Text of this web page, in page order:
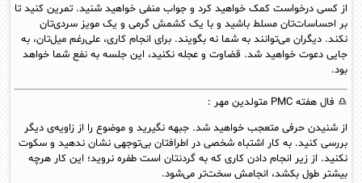
از کسی درخواست کمک خواهید کرد و جواب منفی خواهید شنید. تمرین کنید تا
بر احساسات‌تان مسلط باشید و با یک کشمش گرمی و یک مویز سردی‌تان
نکند. دیگران می‌توانند به شما نه بگویند. برای انجام کاری، علی‌رغم میل‌تان، به
جایی دعوت خواهید شد. قضاوت و عجله نکنید، این جلسه به نفع شما خواهد
بود.
♎ فال هفته PMC متولدین مهر:
از شنیدن حرفی متعجب خواهید شد. جبهه نگیرید و موضوع را از زاویه‌ی دیگر
بررسی کنید. به کار اشتباه شخصی در اطرافتان بی‌توجهی نشان ندهید و سکوت
نکنید. از زیر انجام دادن کاری که به گردنتان است طفره نروید؛ این کار هرچه
بیشتر طول بکشد، انجامش سخت‌تر می‌شود.